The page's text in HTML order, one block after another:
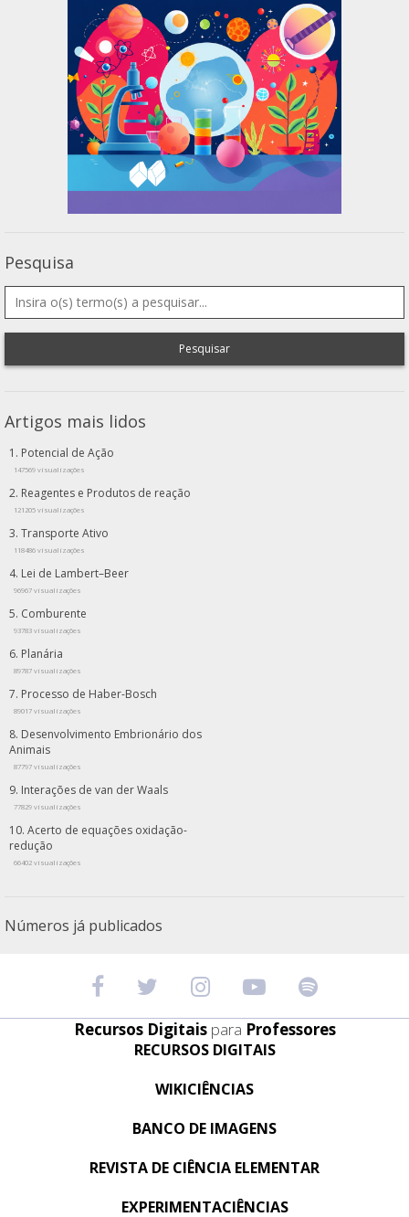
Pesquisa
Pesquisar
Artigos mais lidos
Potencial de Ação
147569 visualizações
Reagentes e Produtos de reação
121205 visualizações
Transporte Ativo
118486 visualizações
Lei de Lambert–Beer
96967 visualizações
Comburente
93783 visualizações
Planária
89787 visualizações
Processo de Haber-Bosch
89017 visualizações
Desenvolvimento Embrionário dos
Animais
87797 visualizações
Interações de van der Waals
77829 visualizações
Acerto de equações oxidação-
redução
66402 visualizações
Números já publicados
Recursos Digitais para Professores
RECURSOS DIGITAIS
WIKICIÊNCIAS
BANCO DE IMAGENS
REVISTA DE CIÊNCIA ELEMENTAR
EXPERIMENTACIÊNCIAS